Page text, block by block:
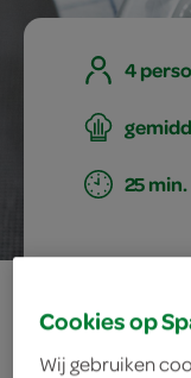
4
25 min.
Cookies op
Wij gebruiken